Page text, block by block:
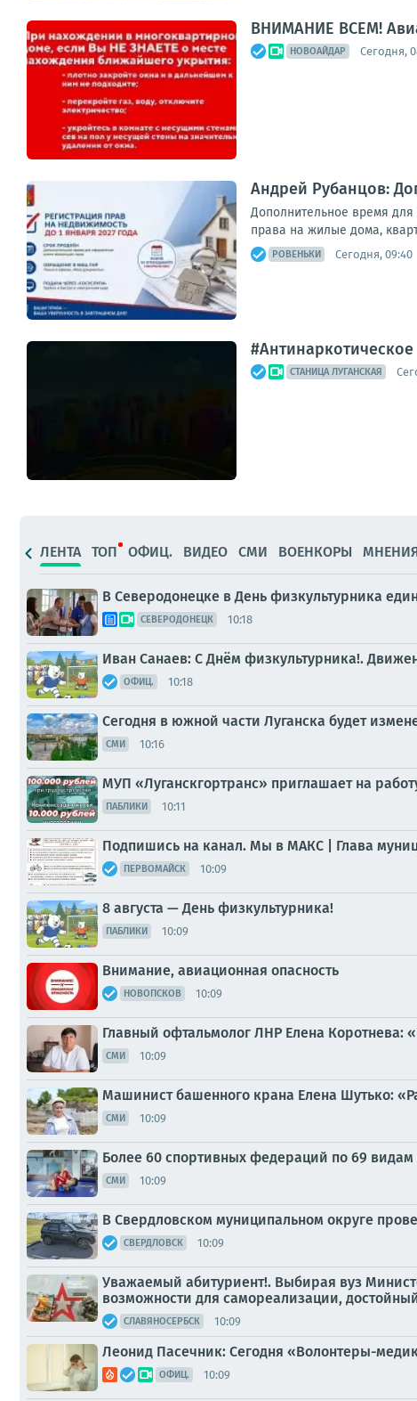
ВНИМАНИЕ ВСЕМ!
НОВОАЙДАР Сегодня,
Андрей Рубанцов:
Дополнительное время
права на жилые дома,
РОВЕНЬКИ Сегодня, 09:40
#Антинаркотическое
СТАНИЦА ЛУГАНСКАЯ
ЛЕНТА ТОП ОФИЦ. ВИДЕО СМИ ВОЕНКОРЫ
В Северодонецке в День физкультурника
СЕВЕРОДОНЕЦК 10:18
Иван Санаев: С Днём физкультурника!.
ОФИЦ. 10:18
Сегодня в южной части Луганска будет
СМИ 10:16
МУП «Луганскгортранс» приглашает на
ПАБЛИКИ 10:11
Подпишись на канал. Мы в МАКС | Глава
ПЕРВОМАЙСК 10:09
8 августа — День физкультурника!
ПАБЛИКИ 10:09
Внимание, авиационная опасность
НОВОПСКОВ 10:09
Главный офтальмолог ЛНР Елена Коротнева:
СМИ 10:09
Машинист башенного крана Елена Шутько:
СМИ 10:09
Более 60 спортивных федераций по 69
СМИ 10:09
В Свердловском муниципальном округе
СВЕРДЛОВСК 10:09
Уважаемый абитуриент!. Выбирая вуз
возможности для самореализации,
СЛАВЯНОСЕРБСК 10:09
Леонид Пасечник: Сегодня «Волонтеры-
ОФИЦ. 10:09